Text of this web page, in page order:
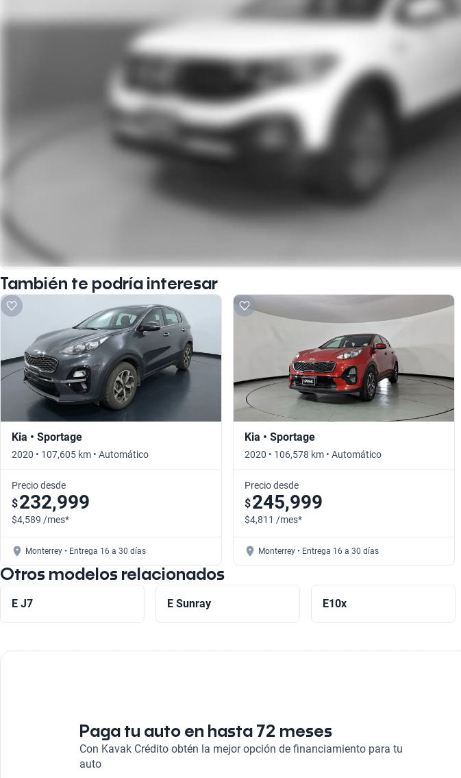
También te podría interesar
Kia • Sportage
2020 • 107,605 km • Automático
Precio desde
$232,999
$4,589 /mes*
Monterrey • Entrega 16 a 30 días
Kia • Sportage
2020 • 106,578 km • Automático
Precio desde
$245,999
$4,811 /mes*
Monterrey • Entrega 16 a 30 días
Otros modelos relacionados
E J7 E Sunray E10x
Paga tu auto en hasta 72 meses
Con Kavak Crédito obtén la mejor opción de financiamiento para tu
auto